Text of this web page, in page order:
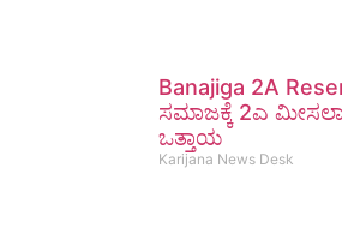
Banajiga 2A
ಸಮಾಜಕ್ಕೆ 2ಎ
ಒತ್ತಾಯ
Karijana News Desk